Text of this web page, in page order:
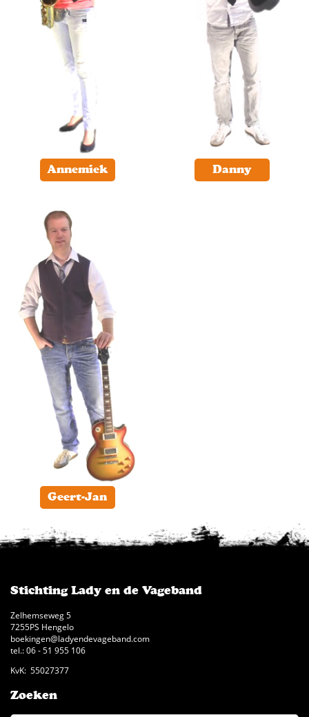
Annemiek Danny
Geert-Jan
Stichting Lady en de Vageband
Zelhemseweg 5
7255PS Hengelo
boekingen@ladyendevageband.com
tel.: 06 - 51 955 106
KvK: 55027377
Zoeken